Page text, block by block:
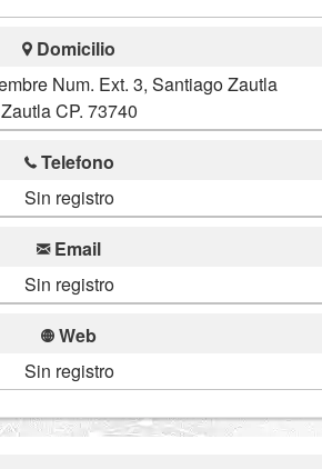
Domicilio
Num. Ext. 3, Santiago Zautla
Zautla CP. 73740
Telefono
Sin registro
Email
Sin registro
Web
Sin registro